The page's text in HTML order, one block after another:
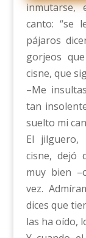
inmutarse,
canto: “se
pájaros
gorjeos
cisne, que
–Me
tan
suelto mi
El jilguero,
cisne, dejó
muy bien
vez.
dices que
las ha oído,